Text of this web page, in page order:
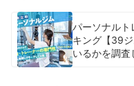
パーソナルト
キング【39
いるかを調査